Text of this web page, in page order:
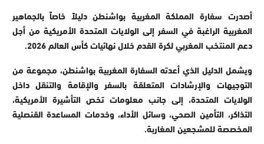
أصدرت سفارة المملكة المغربية بواشنطن دليلاً خاصاً بالجماهير
المغربية الراغبة في السفر إلى الولايات المتحدة الأمريكية من أجل
دعم المنتخب المغربي لكرة القدم خلال نهائيات كأس العالم 2026.
ويشمل الدليل الذي أعدته السفارة المغربية بواشنطن، مجموعة من
التوجيهات والإرشادات المتعلقة بالسفر والإقامة والتنقل داخل
الولايات المتحدة، إلى جانب معلومات تخص التأشيرة الأمريكية،
التذاكر، التأمين الصحي، وسائل الأداء، وخدمات المساعدة القنصلية
المخصصة للمشجعين المغاربة.